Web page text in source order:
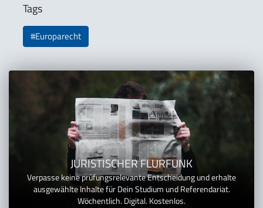
Tags
#Europarecht
JURISTISCHER FLURFUNK
Verpasse keine prüfungsrelevante Entscheidung und erhalte
ausgewählte Inhalte für Dein Studium und Referendariat.
Wöchentlich. Digital. Kostenlos.